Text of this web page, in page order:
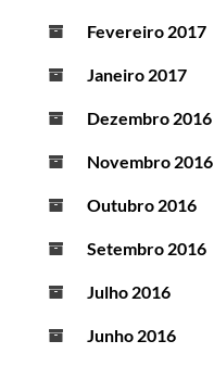
Fevereiro 2017
Janeiro 2017
Dezembro 2016
Novembro 2016
Outubro 2016
Setembro 2016
Julho 2016
Junho 2016